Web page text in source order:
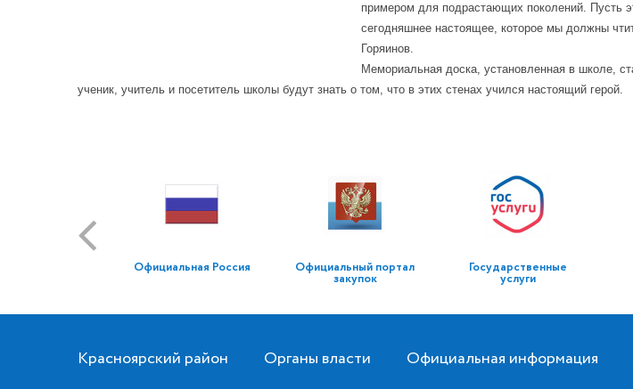
примером для подрастающих поколений. Пусть
сегодняшнее настоящее, которое мы должны
Горяинов.
Мемориальная доска, установленная в школе,
ученик, учитель и посетитель школы будут знать о том, что в этих стенах учился настоящий герой.
Официальная Россия Официальный портал
закупок
Государственные
услуги
Красноярский район Органы власти Официальная информация